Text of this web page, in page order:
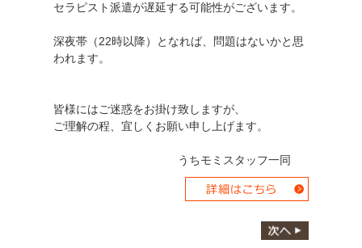
セラピスト派遣が遅延する可能性がございます。
深夜帯（22時以降）となれば、問題はないかと思
われます。
皆様にはご迷惑をお掛け致しますが、
ご理解の程、宜しくお願い申し上げます。
うちモミスタッフ一同